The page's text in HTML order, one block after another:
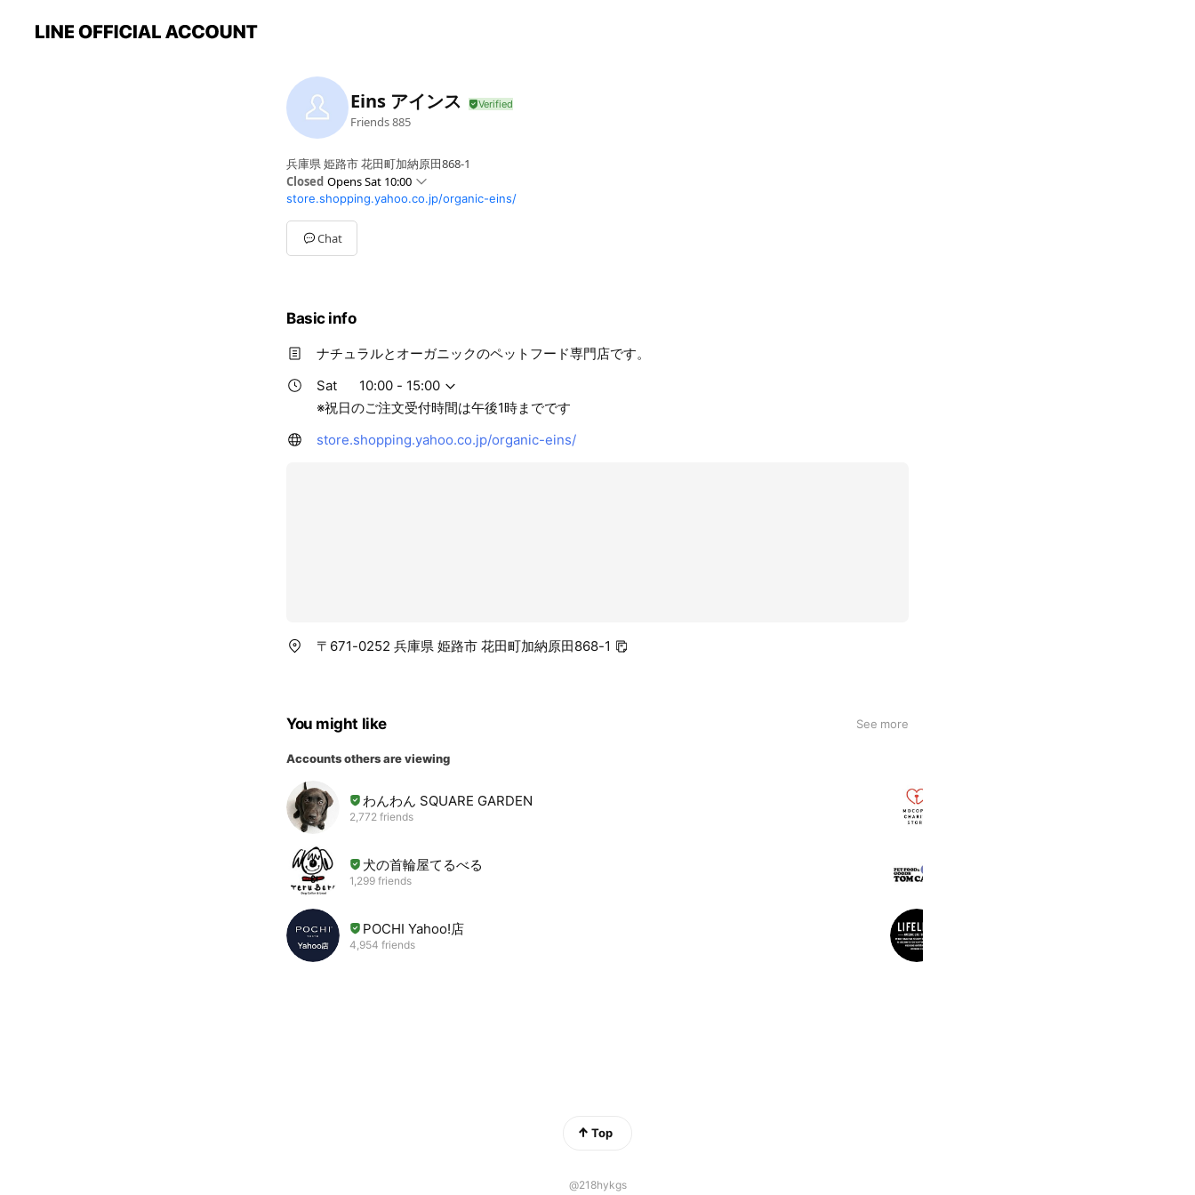
Eins アインス
Friends885
兵庫県 姫路市 花田町加納原田868-1
Closed Opens Sat 10:00
Sun10:00 - 13:00
Mon10:00 - 15:00
Tue10:00 - 15:00
Wed10:00 - 15:00
※祝日のご注文受付時間は午後1時までです
store.shopping.yahoo.co.jp/organic-eins/
Chat
Basic info
ナチュラルとオーガニックのペットフード専門店です。
Sat
10:00 - 15:00
※祝日のご注文受付時間は午後1時までです
store.shopping.yahoo.co.jp/organic-eins/
〒671-0252 兵庫県 姫路市 花田町加納原田868-1
You might like See more
Accounts others are viewing
わんわん SQUARE GARDEN
2,772 friends
犬の首輪屋てるべる
1,299 friends
POCHI Yahoo!店
4,954 friends
Top
@218hykgs